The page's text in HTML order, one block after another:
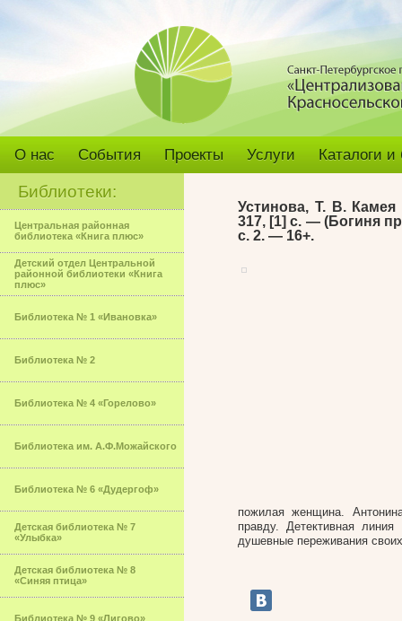
О нас События Проекты Услуги Каталоги
Библиотеки:
Центральная районная
библиотека «Книга плюс»
Детский отдел Центральной
районной библиотеки «Книга
плюс»
Библиотека № 1 «Ивановка»
Библиотека № 2
Библиотека № 4 «Горелово»
Библиотека им. А.Ф.Можайского
Библиотека № 6 «Дудергоф»
Детская библиотека № 7
«Улыбка»
Детская библиотека № 8
«Синяя птица»
Библиотека № 9 «Лигово»
Устинова, Т. В.
317, [1] с. — (Богиня
с. 2. — 16+.
пожилая женщина.
правду. Детективная
душевные переживания